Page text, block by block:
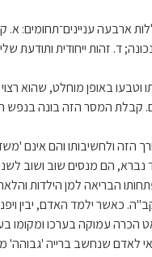
ארבעה עניינים־תחומים:
ד. זהות ייחודית ותודעת
באופן מוחלט, שהוא
קבלת המסר הזה בונה בנפש
הזה ולחשיבותו והם אינם
הם מנסים שוב ושוב
הבריאה למן הילדות
כאשר ילמד האדם, יבין
הכרה עמוקה בערכו ומקומו
לאדם שנחשב ברייה